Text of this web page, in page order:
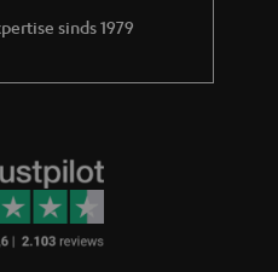
sinds 1979